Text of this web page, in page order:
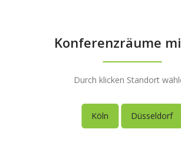
Konferenzräume
Durch klicken Standort
Köln Düsseldorf